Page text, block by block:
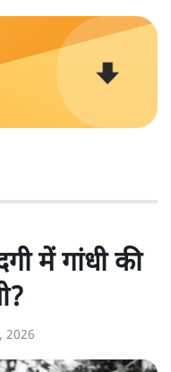
में गांधी की
2026